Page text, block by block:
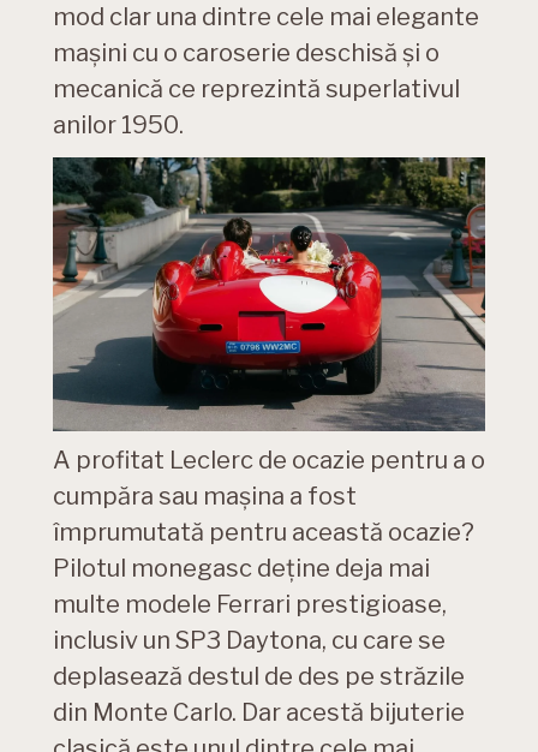
mod clar una dintre cele mai elegante
mașini cu o caroserie deschisă și o
mecanică ce reprezintă superlativul
anilor 1950.
A profitat Leclerc de ocazie pentru a o
cumpăra sau mașina a fost
împrumutată pentru această ocazie?
Pilotul monegasc deține deja mai
multe modele Ferrari prestigioase,
inclusiv un SP3 Daytona, cu care se
deplasează destul de des pe străzile
din Monte Carlo. Dar acestă bijuterie